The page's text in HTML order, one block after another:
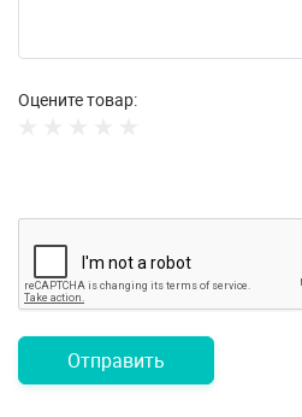
Оцените товар:
Отправить